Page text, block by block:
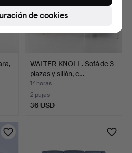
WALTER KNOLL. Sofá de 3
plazas y sillón, c…
17 horas
2 pujas
36 USD
de cookies